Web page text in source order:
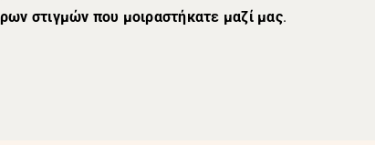
στιγμών που μοιραστήκατε μαζί μας.